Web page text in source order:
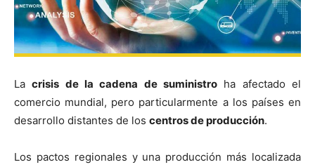
Lacrisis de la cadena de suministro ha afectado el
comercio mundial, pero particularmente a los países en
desarrollo distantes de los centros de producción.
Los pactos regionales y una producción más localizada